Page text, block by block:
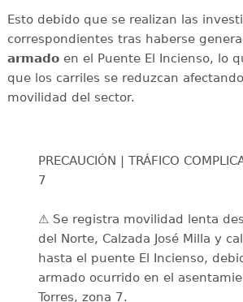
Esto debido que se realizan las
correspondientes tras haberse
armadoen el Puente El Incienso, lo
que los carriles se reduzcan
movilidad del sector.
PRECAUCIÓN | TRÁFICO
7
⚠️ Se registra movilidad lenta
del Norte, Calzada José Milla y
hasta el puente El Incienso,
armado ocurrido en el
Torres, zona 7.